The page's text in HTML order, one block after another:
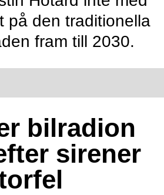
på den traditionella
fram till 2030.
bilradion
sirener